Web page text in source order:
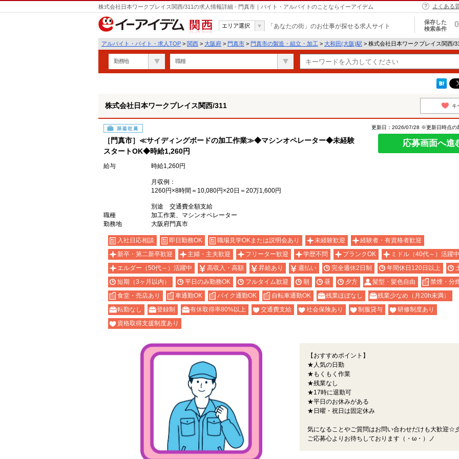
株式会社日本ワークプレイス関西/311の求人情報詳細 - 門真市｜バイト・アルバイトのことならイーアイデム よくある
関西
エリア選択 「あなたの街」のお仕事が探せる求人サイト
保存した
検索条件
0
アルバイト・バイト・求人TOP > 関西 > 大阪府 > 門真市 > 門真市の製造・組立・加工 > 大和田(大阪)駅 > 株式会社日本ワークプレイス関西/
勤務地 職種
株式会社日本ワークプレイス関西/311 キ
派遣社員
［門真市］≪サイディングボードの加工作業≫◆マシンオペレーター◆未経験
スタートOK◆時給1,260円
更新日：2026/07/28 ※更新日時点の
応募画面へ進
給与 時給1,260円
月収例：
1260円×8時間＝10,080円×20日＝20万1,600円
別途 交通費全額支給
職種
加工作業、マシンオペレーター
勤務地
大阪府門真市
入社日応相談 即日勤務OK 職場見学OKまたは説明会あり 未経験歓迎
経験者・有資格者歓迎
新卒・第二新卒歓迎
主婦・主夫歓迎 フリーター歓迎 学歴不問 ブランクOK
ミドル（40代～）活躍中
エルダー（50代～）活躍中
高収入・高額 昇給あり 週払い 完全週休2日制 年間休日120日以上
短期（3ヶ月以内）
平日のみ勤務OK フルタイム歓迎 朝 昼 夕方 髪型・髪色自由
禁煙・分
食堂・売店あり
車通勤OK バイク通勤OK 自転車通勤OK 残業ほぼなし
残業少なめ（月20h未満）
転勤なし
登録制 有休取得率80%以上 交通費支給 社会保険あり 制服貸与
研修制度あり
資格取得支援制度あり
【おすすめポイント】
★人気の日勤
★もくもく作業
★残業なし
★17時に退勤可
★平日のお休みがある
★日曜・祝日は固定休み
気になることやご質問はお問い合わせだけも大歓迎☆
ご応募心よりお待ちしております（・ω・）ノ